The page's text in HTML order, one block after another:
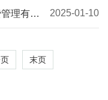
理有关
2025-01-10
末页